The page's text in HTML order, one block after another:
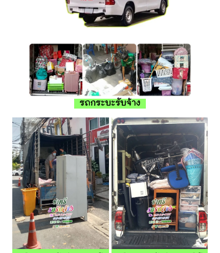
รถกระบะรับจ้าง